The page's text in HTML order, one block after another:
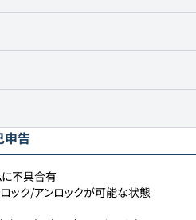
申告
に不具合有
ック/アンロックが可能な状態